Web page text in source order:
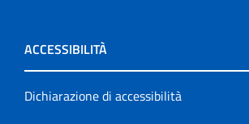
ACCESSIBILITÀ
Dichiarazione di accessibilità